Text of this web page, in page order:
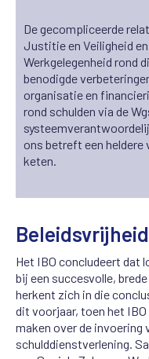
De gecompliceerde
Justitie en Veiligheid
Werkgelegenheid rond
benodigde
organisatie en
rond schulden via de
ons betreft een heldere
keten.
Het IBO concludeert dat
bij een succesvolle,
herkent zich in die
dit voorjaar, toen het
maken over de invoering
schulddienstverlening.